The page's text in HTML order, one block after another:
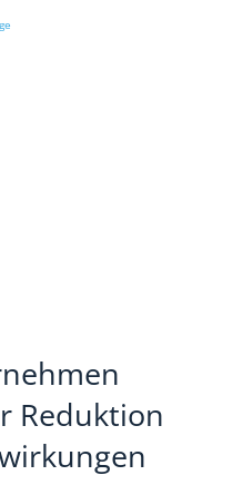
Reduktion